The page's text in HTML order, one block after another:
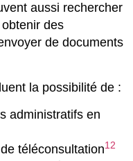
aussi rechercher
des
de documents
la possibilité de :
administratifs en
téléconsultation12